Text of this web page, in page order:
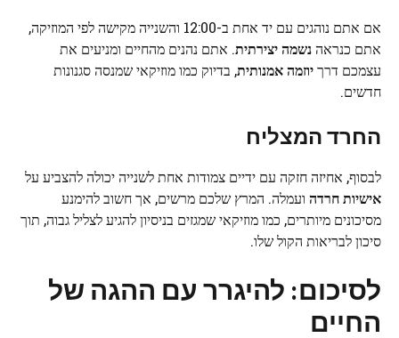
אם אתם נוהגים עם יד אחת ב-12:00 והשנייה מקישה לפי המוזיקה,
אתם כנראהנשמה יצירתית. אתם נהנים מהחיים ומניעים את
עצמכם דרךיוזמה אמנותית, בדיוק כמו מוזיקאי שמנסה סגנונות
חדשים.
החרד המצליח
לבסוף, אחיזה חזקה עם ידיים צמודות אחת לשנייה יכולה להצביע על
אישיות חרדה ועמלה. המרץ שלכם מרשים, אך חשוב להימנע
מסיכונים מיותרים, כמו מוזיקאי שמגזים בניסיון להגיע לצליל גבוה, תוך
סיכון לבריאות הקול שלו.
לסיכום: להיגרר עם ההגה של
החיים